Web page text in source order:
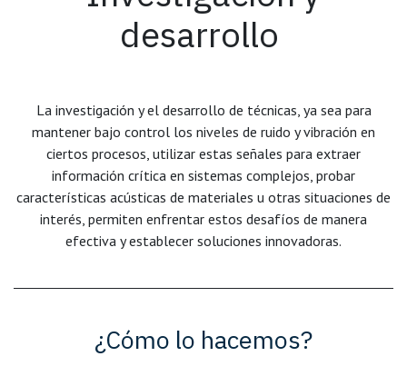
desarrollo
La investigación y el desarrollo de técnicas, ya sea para
mantener bajo control los niveles de ruido y vibración en
ciertos procesos, utilizar estas señales para extraer
información crítica en sistemas complejos, probar
características acústicas de materiales u otras situaciones de
interés, permiten enfrentar estos desafíos de manera
efectiva y establecer soluciones innovadoras.
¿Cómo lo hacemos?